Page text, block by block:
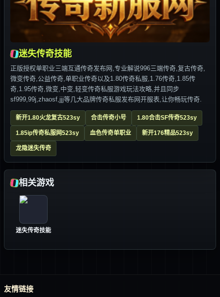
迷失传奇技能
正版授权单职业三端互通传奇发布网,专业解说996三端传奇,复古传奇,
微变传奇,公益传奇,单职业传奇以及1.80传奇私服,1.76传奇,1.85传
奇,1.95传奇,微变,中变,轻变传奇私服游戏玩法攻略,并且同步
sf999,99j,zhaosf,jjj等几大品牌传奇私服发布网开服表,让你畅玩传奇.
新开1.80火龙复古523sy 合击传奇小号 1.80合击SF传奇523sy
1.85ip传奇私服网523sy 血色传奇单职业 新开176精品523sy
龙隐迷失传奇
相关游戏
迷失传奇技能
友情链接